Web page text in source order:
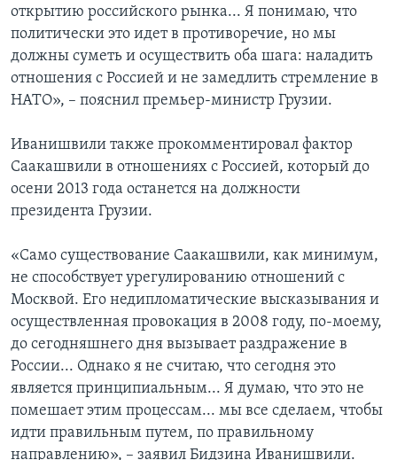
открытию российского рынка... Я понимаю, что
политически это идет в противоречие, но мы
должны суметь и осуществить оба шага: наладить
отношения с Россией и не замедлить стремление в
НАТО», – пояснил премьер-министр Грузии.
Иванишвили также прокомментировал фактор
Саакашвили в отношениях с Россией, который до
осени 2013 года останется на должности
президента Грузии.
«Само существование Саакашвили, как минимум,
не способствует урегулированию отношений с
Москвой. Его недипломатические высказывания и
осуществленная провокация в 2008 году, по-моему,
до сегодняшнего дня вызывает раздражение в
России... Однако я не считаю, что сегодня это
является принципиальным... Я думаю, что это не
помешает этим процессам... мы все сделаем, чтобы
идти правильным путем, по правильному
направлению», – заявил Бидзина Иванишвили.